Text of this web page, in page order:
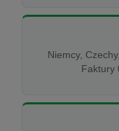
Niemcy,
Faktury